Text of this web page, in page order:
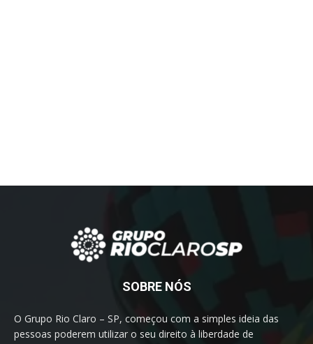
SOBRE NÓS
O Grupo Rio Claro – SP, começou com a simples ideia das
pessoas poderem utilizar o seu direito à liberdade de